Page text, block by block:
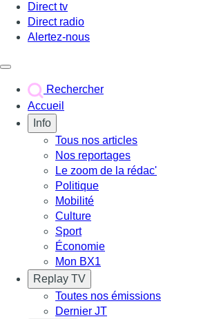
Direct tv
Direct radio
Alertez-nous
Rechercher
Accueil
Info
Tous nos articles
Nos reportages
Le zoom de la rédac'
Politique
Mobilité
Culture
Sport
Économie
Mon BX1
Replay TV
Toutes nos émissions
Dernier JT